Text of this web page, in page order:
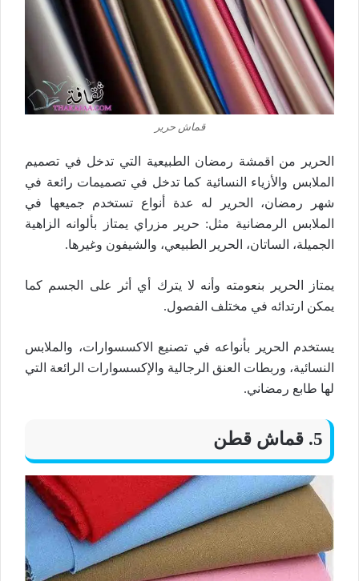
قماش حرير
الحرير من اقمشة رمضان الطبيعية التي تدخل في تصميم
الملابس والأزياء النسائية كما تدخل في تصميمات رائعة في
شهر رمضان، الحرير له عدة أنواع تستخدم جميعها في
الملابس الرمضانية مثل: حرير مزراي يمتاز بألوانه الزاهية
الجميلة، الساتان، الحرير الطبيعي، والشيفون وغيرها.
يمتاز الحرير بنعومته وأنه لا يترك أي أثر على الجسم كما
يمكن ارتدائه في مختلف الفصول.
يستخدم الحرير بأنواعه في تصنيع الاكسسوارات، والملابس
النسائية، وربطات العنق الرجالية والإكسسوارات الرائعة التي
لها طابع رمضاني.
5. قماش قطن